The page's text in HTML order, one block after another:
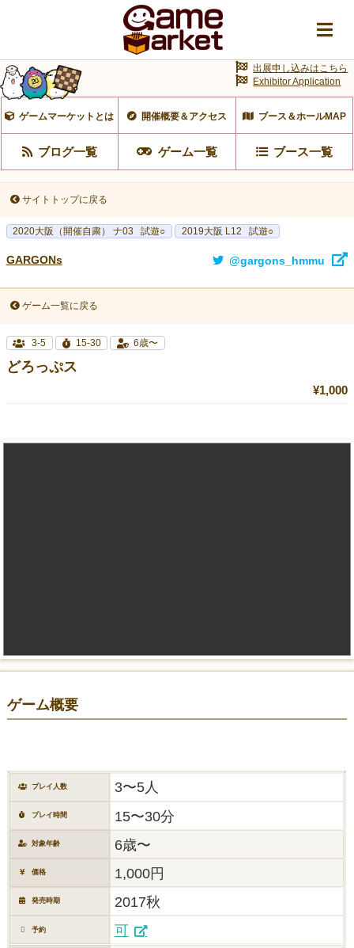
ゲームマーケットとは 開催概要＆アクセス ブース＆ホールMAP
ブログ一覧 ゲーム一覧 ブース一覧
出展申し込みはこちら
Exhibitor Application
サイトトップに戻る
2020大阪（開催自粛） ナ03 試遊○ 2019大阪 L12 試遊○
GARGONs @gargons_hmmu
ゲーム一覧に戻る
3-5 15-30 6歳〜
どろっぷス
¥1,000
ゲーム概要
プレイ人数 3〜5人
プレイ時間 15〜30分
対象年齢 6歳〜
価格 1,000円
発売時期 2017秋
予約 可